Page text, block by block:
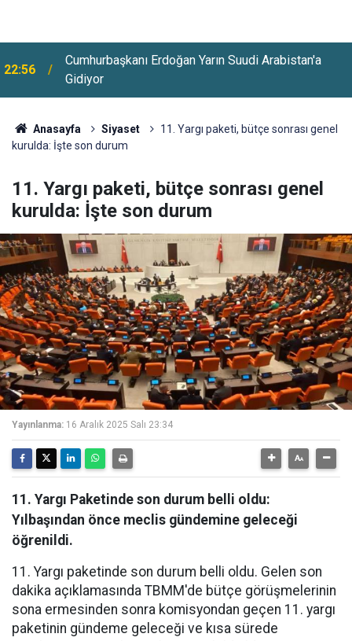
22:56
Cumhurbaşkanı Erdoğan Yarın Suudi Arabistan'a
Gidiyor
Anasayfa Siyaset
11. Yargı paketi, bütçe sonrası genel
kurulda: İşte son durum
11. Yargı paketi, bütçe sonrası genel
kurulda: İşte son durum
Yayınlanma: 16 Aralık 2025 Salı 23:34
11. Yargı Paketinde son durum belli oldu:
Yılbaşından önce meclis gündemine geleceği
öğrenildi.
11. Yargı paketinde son durum belli oldu. Gelen son
dakika açıklamasında TBMM'de bütçe görüşmelerinin
sona ermesinden sonra komisyondan geçen 11. yargı
paketinin gündeme geleceği ve kısa sürede